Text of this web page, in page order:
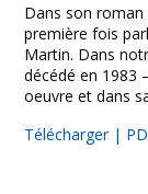
Dans son roman
première fois
Martin. Dans
décédé en 1983
oeuvre et dans
Télécharger |